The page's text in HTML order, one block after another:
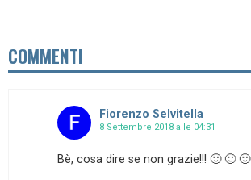
COMMENTI
Fiorenzo Selvitella
8 Settembre 2018 alle 04:31
Bè, cosa dire se non grazie!!! 🙂 🙂 🙂